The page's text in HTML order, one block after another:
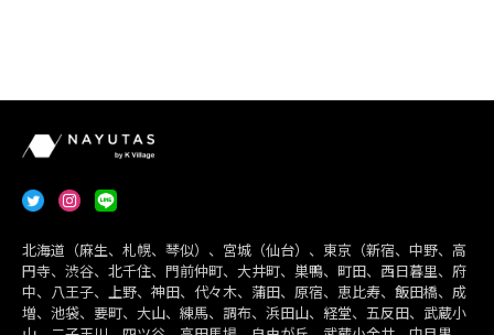
北海道（麻生、札幌、琴似）、宮城（仙台）、東京（新宿、中野、高
円寺、渋谷、北千住、門前仲町、大井町、巣鴨、町田、西日暮里、府
中、八王子、上野、神田、代々木、蒲田、原宿、恵比寿、飯田橋、成
増、池袋、要町、大山、練馬、調布、浜田山、経堂、五反田、武蔵小